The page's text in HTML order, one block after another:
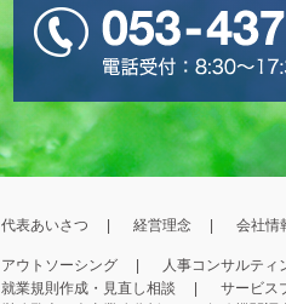
代表あいさつ 経営理念 会社情
アウトソーシング 人事コンサルティ
就業規則作成・見直し相談
サービス